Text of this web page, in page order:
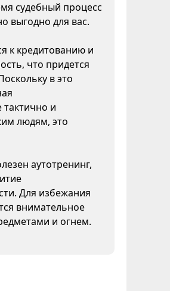
судебный процесс
выгодно для вас.
к кредитованию и
что придется
в это
тактично и
людям, это
аутотренинг,
Для избежания
внимательное
и огнем.